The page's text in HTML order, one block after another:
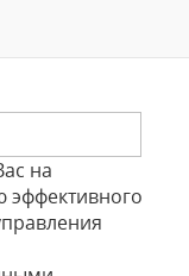
на
эффективного